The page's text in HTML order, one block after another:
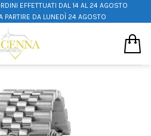
EFFETTUATI DAL 14 AL 24 AGOSTO
PARTIRE DA LUNEDÌ 24 AGOSTO